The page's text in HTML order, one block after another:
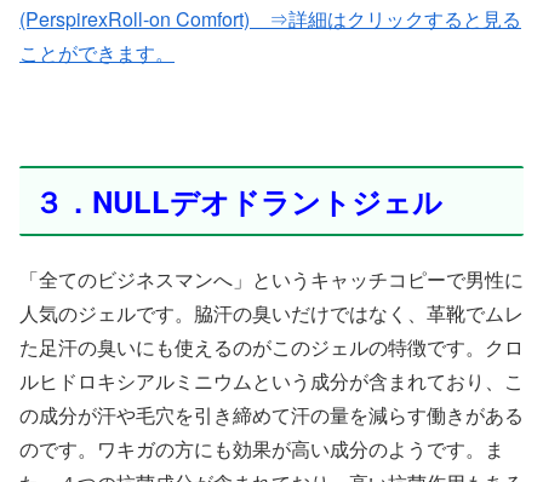
(PerspirexRoll-on Comfort) ⇒詳細はクリックすると見る
ことができます。
３．NULLデオドラントジェル
「全てのビジネスマンへ」というキャッチコピーで男性に
人気のジェルです。脇汗の臭いだけではなく、革靴でムレ
た足汗の臭いにも使えるのがこのジェルの特徴です。クロ
ルヒドロキシアルミニウムという成分が含まれており、こ
の成分が汗や毛穴を引き締めて汗の量を減らす働きがある
のです。ワキガの方にも効果が高い成分のようです。ま